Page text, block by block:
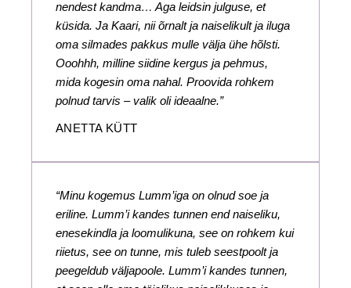
nendest kandma… Aga leidsin julguse, et
küsida. Ja Kaari, nii õrnalt ja naiselikult ja iluga
oma silmades pakkus mulle välja ühe hõlsti.
Ooohhh, milline siidine kergus ja pehmus,
mida kogesin oma nahal. Proovida rohkem
polnud tarvis – valik oli ideaalne.”
ANETTA KÜTT
“Minu kogemus Lumm’iga on olnud soe ja
eriline. Lumm’i kandes tunnen end naiseliku,
enesekindla ja loomulikuna, see on rohkem kui
riietus, see on tunne, mis tuleb seestpoolt ja
peegeldub väljapoole. Lumm’i kandes tunnen,